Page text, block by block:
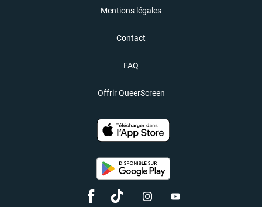
Mentions légales
Contact
FAQ
Offrir QueerScreen